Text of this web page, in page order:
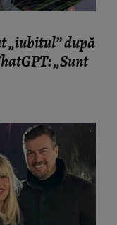
„iubitul” după
„Sunt